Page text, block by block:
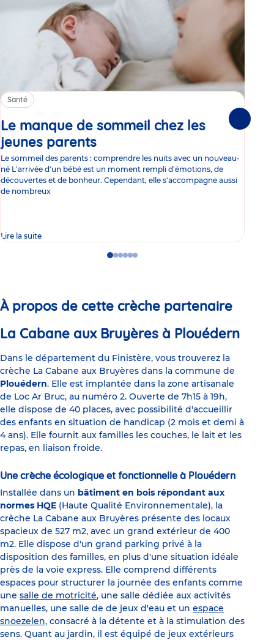
Santé
Le manque de sommeil chez les
jeunes parents
Le sommeil des parents : comprendre les nuits avec un nouveau-
né L'arrivée d'un bébé est un moment rempli d'émotions, de
découvertes et de bonheur. Cependant, elle s'accompagne aussi
de nombreux
Lire la suite
GoGoGoGo
GoGo
À propos de cette crèche partenaire
La Cabane aux Bruyères à Plouédern
Dans le département du Finistère, vous trouverez la
crèche La Cabane aux Bruyères dans la commune de
Plouédern. Elle est implantée dans la zone artisanale
de Loc Ar Bruc, au numéro 2. Ouverte de 7h15 à 19h,
elle dispose de 40 places, avec possibilité d'accueillir
des enfants en situation de handicap (2 mois et demi à
4 ans). Elle fournit aux familles les couches, le lait et les
repas, en liaison froide.
Une crèche écologique et fonctionnelle à Plouédern
Installée dans un bâtiment en bois répondant aux
normes HQE (Haute Qualité Environnementale), la
crèche La Cabane aux Bruyères présente des locaux
spacieux de 527 m2, avec un grand extérieur de 400
m2. Elle dispose d'un grand parking privé à la
disposition des familles, en plus d'une situation idéale
près de la voie express. Elle comprend différents
espaces pour structurer la journée des enfants comme
une salle de motricité, une salle dédiée aux activités
manuelles, une salle de de jeux d'eau et un espace
snoezelen, consacré à la détente et à la stimulation des
sens. Quant au jardin, il est équipé de jeux extérieurs